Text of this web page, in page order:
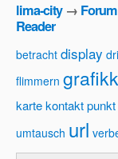
lima-city→ Forum
Reader
betracht display
flimmern
kartekontaktpunkt
umtausch url